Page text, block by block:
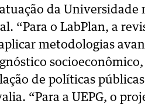
da Universidade
“Para o LabPlan, a
metodologias
de políticas
“Para a UEPG, o